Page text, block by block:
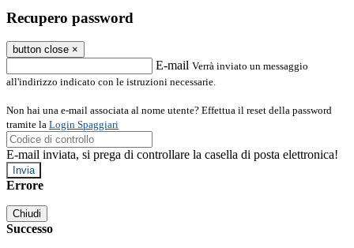
Recupero password
button close ×
E-mail Verrà inviato un messaggio
all'indirizzo indicato con le istruzioni necessarie.
Non hai una e-mail associata al nome utente? Effettua il reset della password
tramite la Login Spaggiari
E-mail inviata, si prega di controllare la casella di posta elettronica!
Errore
Chiudi
Successo